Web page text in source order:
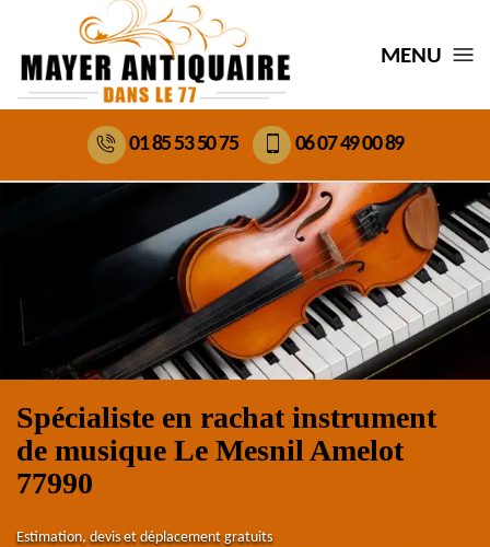
MENU
01 85 53 50 75 06 07 49 00 89
Spécialiste en rachat instrument
de musique Le Mesnil Amelot
77990
Estimation, devis et déplacement gratuits